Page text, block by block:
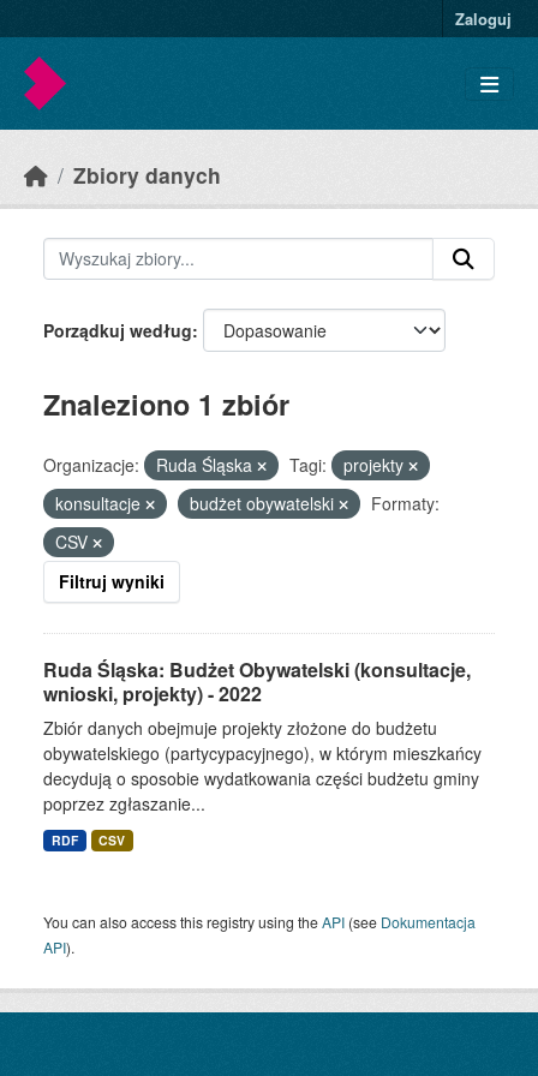
Zaloguj
Zbiory danych
Porządkuj według
Znaleziono 1 zbiór
Organizacje: Ruda Śląska Tagi:
projekty
konsultacje
budżet obywatelski
Formaty:
CSV
Filtruj wyniki
Ruda Śląska: Budżet Obywatelski (konsultacje,
wnioski, projekty) - 2022
Zbiór danych obejmuje projekty złożone do budżetu
obywatelskiego (partycypacyjnego), w którym mieszkańcy
decydują o sposobie wydatkowania części budżetu gminy
poprzez zgłaszanie...
RDF CSV
You can also access this registry using theAPI (see Dokumentacja
API).